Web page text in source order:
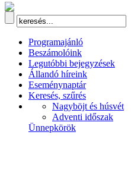
Programajánló
Beszámolóink
Legutóbbi bejegyzések
Állandó híreink
Eseménynaptár
Keresés, szűrés
Nagyböjt és húsvét
Adventi időszak
Ünnepkörök